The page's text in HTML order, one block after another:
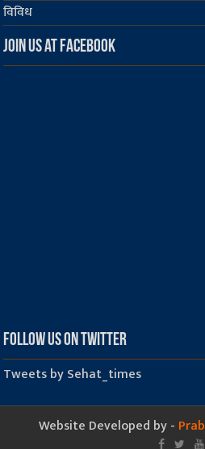
विविध
Join us at Facebook
Follow us on Twitter
Tweets by Sehat_times
Website Developed by -